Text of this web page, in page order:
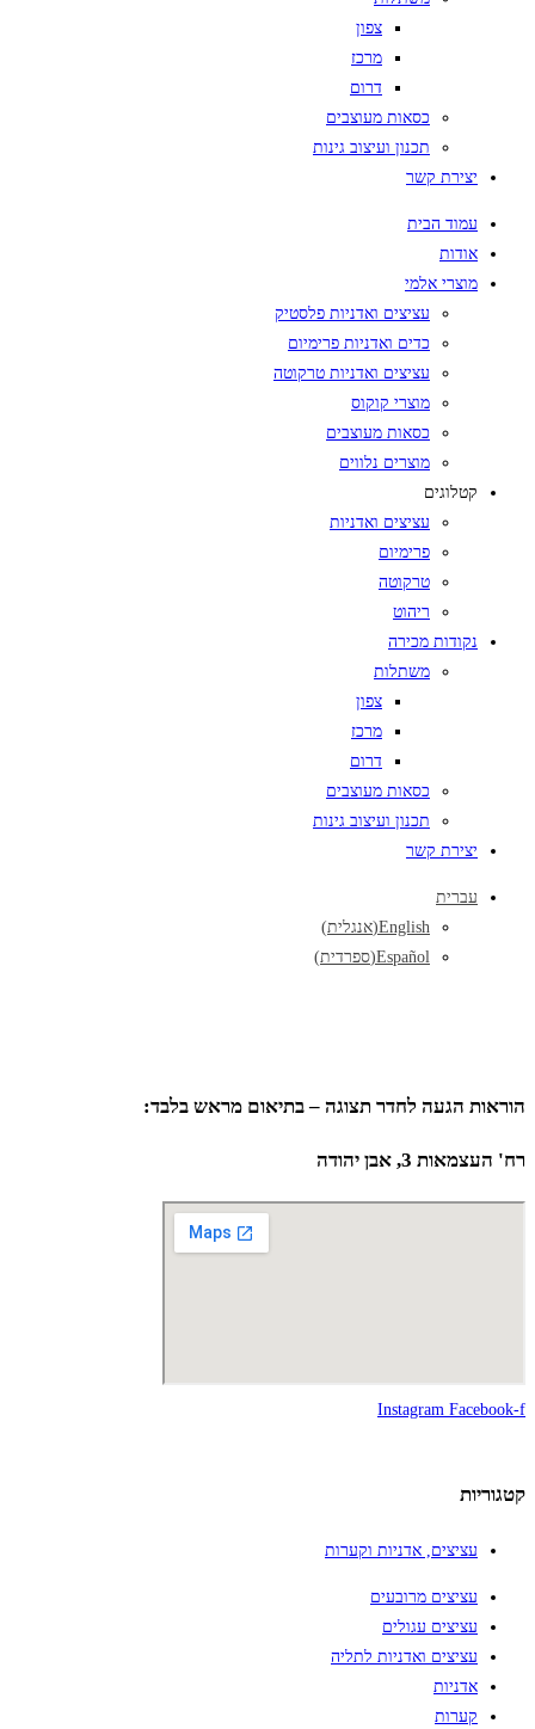
צפון
מרכז
דרום
כסאות מעוצבים
תכנון ועיצוב גינות
יצירת קשר
עמוד הבית
אודות
מוצרי אלמי
עציצים ואדניות פלסטיק
כדים ואדניות פרימיום
עציצים ואדניות טרקוטה
מוצרי קוקוס
כסאות מעוצבים
מוצרים נלווים
קטלוגים
עציצים ואדניות
פרימיום
טרקוטה
ריהוט
נקודות מכירה
משתלות
צפון
מרכז
דרום
כסאות מעוצבים
תכנון ועיצוב גינות
יצירת קשר
עברית
English
(אנגלית)
Español
(ספרדית)
הוראות הגעה לחדר תצוגה – בתיאום מראש בלבד:
רח' העצמאות 3, אבן יהודה
Instagram Facebook-f
קטגוריות
עציצים, אדניות וקערות
עציצים מרובעים
עציצים עגולים
עציצים ואדניות לתליה
אדניות
קערות